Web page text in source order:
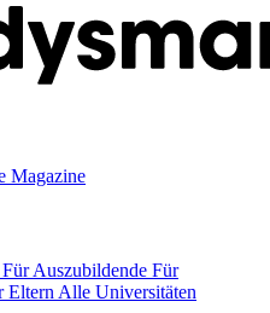
Magazine
Für Auszubildende Für
Eltern Alle Universitäten